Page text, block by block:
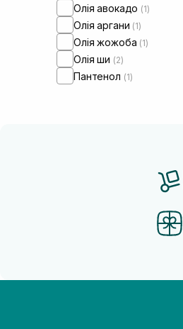
Олія авокадо (1)
Олія аргани (1)
Олія жожоба (1)
Олія ши (2)
Пантенол (1)